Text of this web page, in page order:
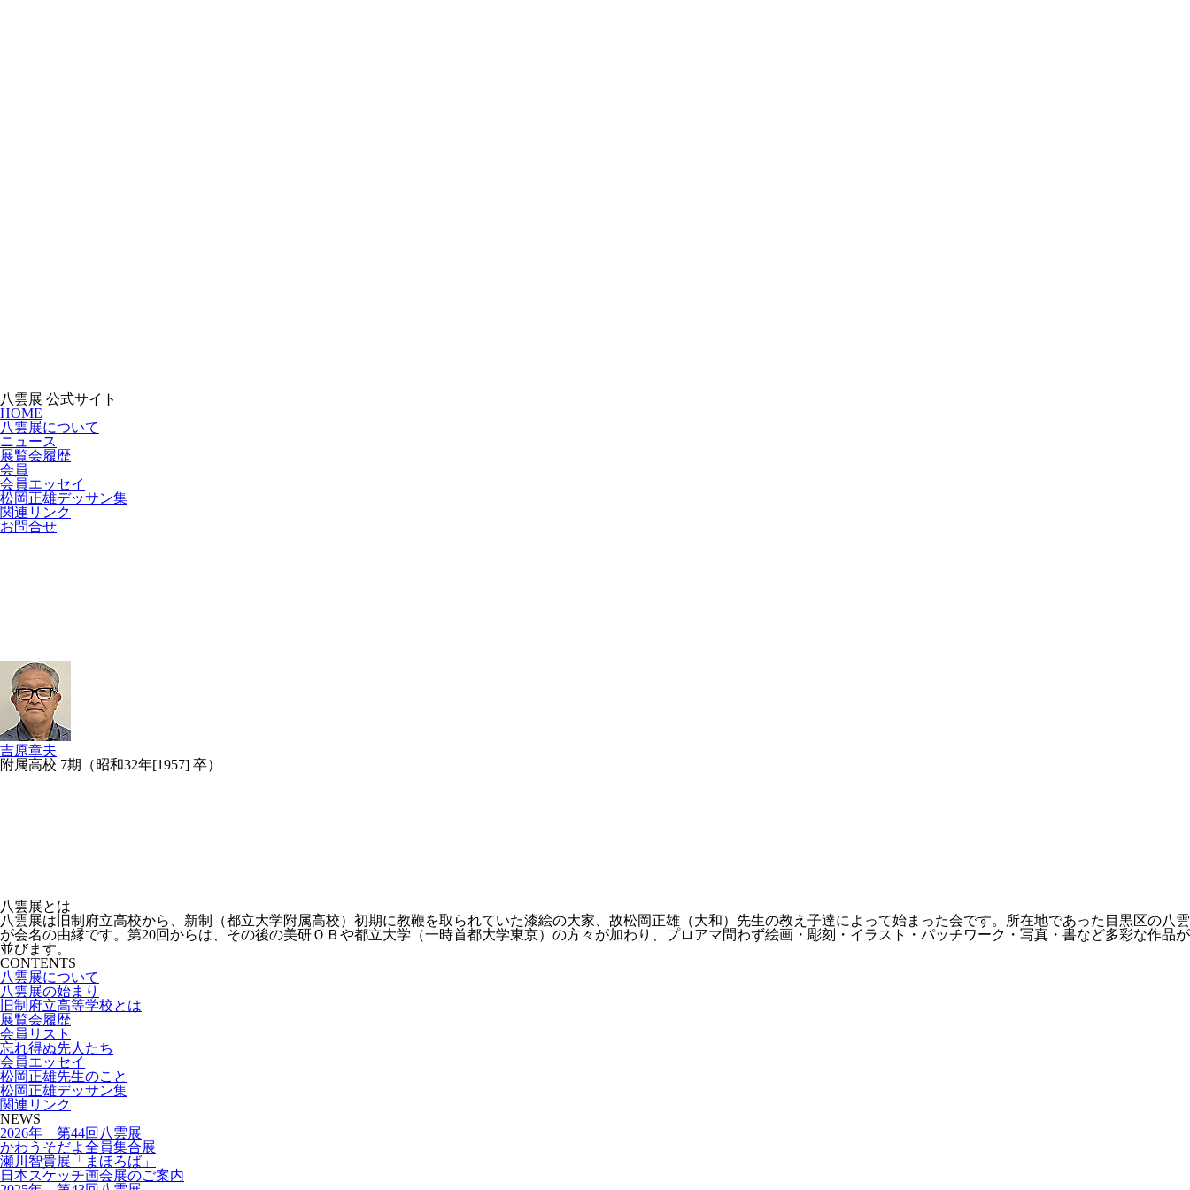
八雲展 公式サイト
HOME
八雲展について
ニュース
展覧会履歴
会員
会員エッセイ
松岡正雄デッサン集
関連リンク
お問合せ
吉原章夫
附属高校 7期（昭和32年[1957] 卒）
八雲展とは
八雲展は旧制府立高校から、新制（都立大学附属高校）初期に教鞭を取られていた漆絵の大家、故松岡正雄（大和）先生の教え子達によって始まった会です。所在地であった目黒区の八雲
が会名の由縁です。第20回からは、その後の美研ＯＢや都立大学（一時首都大学東京）の方々が加わり、プロアマ問わず絵画・彫刻・イラスト・パッチワーク・写真・書など多彩な作品が
並びます。
CONTENTS
八雲展について
八雲展の始まり
旧制府立高等学校とは
展覧会履歴
会員リスト
忘れ得ぬ先人たち
会員エッセイ
松岡正雄先生のこと
松岡正雄デッサン集
関連リンク
NEWS
2026年 第44回八雲展
かわうそだよ全員集合展
瀬川智貴展「まほろば」
日本スケッチ画会展のご案内